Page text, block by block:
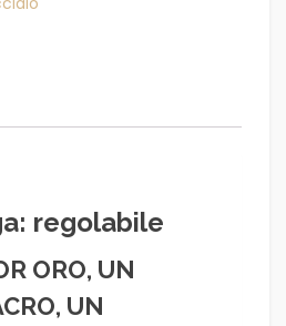
regolabile
ORO, UN
UN